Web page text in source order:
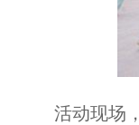
活动现场